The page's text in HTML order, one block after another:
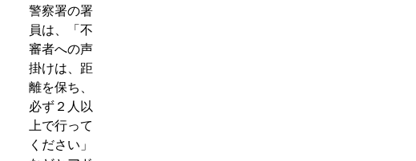
警察署の署
員は、「不
審者への声
掛けは、距
離を保ち、
必ず２人以
上で行って
ください」